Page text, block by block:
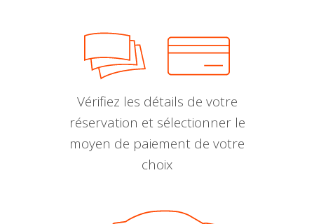
Vérifiez les détails de votre
réservation et sélectionner le
moyen de paiement de votre
choix